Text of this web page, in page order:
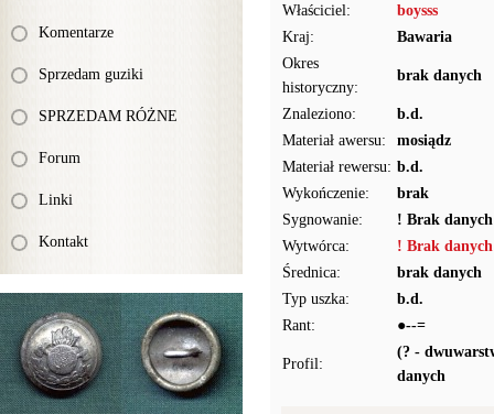
Komentarze
Sprzedam guziki
SPRZEDAM RÓŻNE
Forum
Linki
Kontakt
Właściciel:
boysss
Kraj:
Bawaria
Okres
historyczny:
brak danych
Znaleziono:
b.d.
Materiał awersu:
mosiądz
Materiał rewersu: b.d.
Wykończenie:
brak
Sygnowanie:
! Brak danych
Wytwórca:
! Brak danych
Średnica:
brak danych
Typ uszka:
b.d.
Rant:
●--=
Profil:
(? -
danych